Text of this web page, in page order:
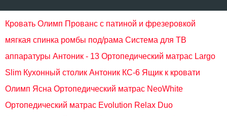
Кровать Олимп Прованс с патиной и фрезеровкой
мягкая спинка ромбы под/рама Система для ТВ
аппаратуры Антоник - 13 Ортопедический матрас Largo
Slim Кухонный столик Антоник КС-6 Ящик к кровати
Олимп Ясна Ортопедический матрас NeoWhite
Ортопедический матрас Evolution Relax Duo